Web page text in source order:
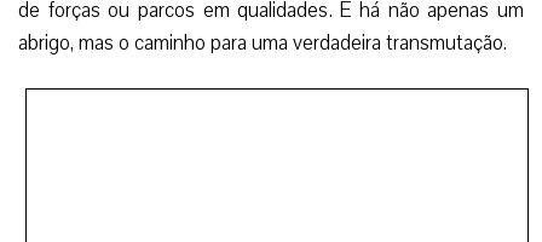
de forças ou parcos em qualidades. E há não apenas um
abrigo, mas o caminho para uma verdadeira transmutação.